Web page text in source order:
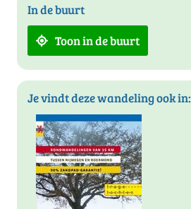
In de buurt
Toon in de buurt
Je vindt deze wandeling ook in: